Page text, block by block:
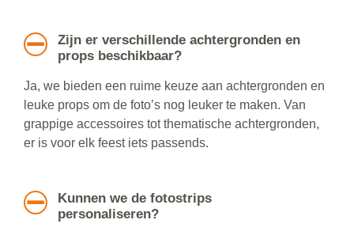
Zijn er verschillende achtergronden en
props beschikbaar?
Ja, we bieden een ruime keuze aan achtergronden en
leuke props om de foto’s nog leuker te maken. Van
grappige accessoires tot thematische achtergronden,
er is voor elk feest iets passends.
Kunnen we de fotostrips
personaliseren?